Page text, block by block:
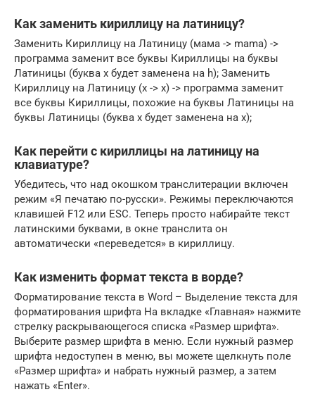
Как заменить кириллицу на латиницу?
Заменить Кириллицу на Латиницу (мама -> mama) ->
программа заменит все буквы Кириллицы на буквы
Латиницы (буква х будет заменена на h); Заменить
Кириллицу на Латиницу (х -> x) -> программа заменит
все буквы Кириллицы, похожие на буквы Латиницы на
буквы Латиницы (буква х будет заменена на x);
Как перейти с кириллицы на латиницу на
клавиатуре?
Убедитесь, что над окошком транслитерации включен
режим «Я печатаю по-русски». Режимы переключаются
клавишей F12 или ESC. Теперь просто набирайте текст
латинскими буквами, в окне транслита он
автоматически «переведется» в кириллицу.
Как изменить формат текста в ворде?
Форматирование текста в Word – Выделение текста для
форматирования шрифта На вкладке «Главная» нажмите
стрелку раскрывающегося списка «Размер шрифта».
Выберите размер шрифта в меню. Если нужный размер
шрифта недоступен в меню, вы можете щелкнуть поле
«Размер шрифта» и набрать нужный размер, а затем
нажать «Enter».